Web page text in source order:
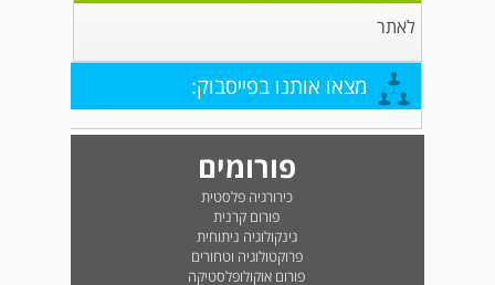
לאתר
מצאו אותנו בפייסבוק:
פורומים
כירורגיה פלסטית
פורום קרנית
גינקולוגיה ניתוחית
פרוקטולוגיה וטחורים
פורום אוקולופלסטיקה